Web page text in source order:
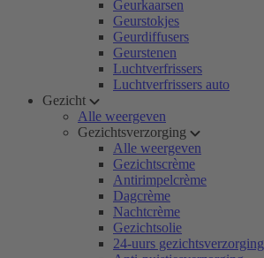
Geurkaarsen
Geurstokjes
Geurdiffusers
Geurstenen
Luchtverfrissers
Luchtverfrissers auto
Gezicht
Alle weergeven
Gezichtsverzorging
Alle weergeven
Gezichtscrème
Antirimpelcrème
Dagcrème
Nachtcrème
Gezichtsolie
24-uurs gezichtsverzorging